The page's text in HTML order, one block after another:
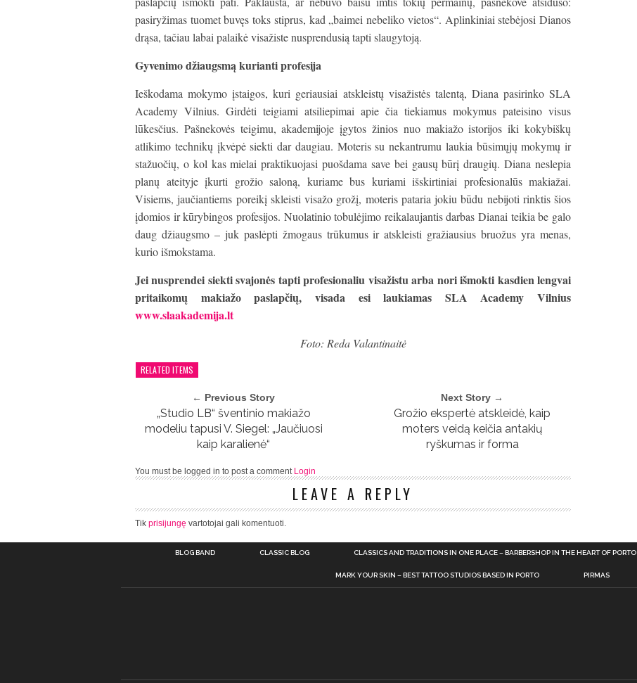
pasiryžimas tuomet buvęs toks stiprus, kad „baimei nebeliko vietos“. Aplinkiniai stebėjosi Dianos
drąsa, tačiau labai palaikė visažiste nusprendusią tapti slaugytoją.
Gyvenimo džiaugsmą kurianti profesija
Ieškodama mokymo įstaigos, kuri geriausiai atskleistų visažistės talentą, Diana pasirinko SLA
Academy Vilnius. Girdėti teigiami atsiliepimai apie čia tiekiamus mokymus pateisino visus
lūkesčius. Pašnekovės teigimu, akademijoje įgytos žinios nuo makiažo istorijos iki kokybiškų
atlikimo technikų įkvėpė siekti dar daugiau. Moteris su nekantrumu laukia būsimųjų mokymų ir
stažuočių, o kol kas mielai praktikuojasi puošdama save bei gausų būrį draugių. Diana neslepia
planų ateityje įkurti grožio saloną, kuriame bus kuriami išskirtiniai profesionalūs makiažai.
Visiems, jaučiantiems poreikį skleisti visažo grožį, moteris pataria jokiu būdu nebijoti rinktis šios
įdomios ir kūrybingos profesijos. Nuolatinio tobulėjimo reikalaujantis darbas Dianai teikia be galo
daug džiaugsmo – juk paslėpti žmogaus trūkumus ir atskleisti gražiausius bruožus yra menas,
kurio išmokstama.
Jei nusprendei siekti svajonės tapti profesionaliu visažistu arba nori išmokti kasdien lengvai
pritaikomų makiažo paslapčių, visada esi laukiamas SLA Academy Vilnius
www.slaakademija.lt
Foto: Reda Valantinaitė
RELATED ITEMS
← Previous Story
„Studio LB“ šventinio makiažo
modeliu tapusi V. Siegel: „Jaučiuosi
kaip karalienė“
Next Story →
Grožio ekspertė atskleidė, kaip
moters veidą keičia antakių
ryškumas ir forma
You must be logged in to post a comment Login
LEAVE A REPLY
Tik prisijungę vartotojai gali komentuoti.
BLOG BAND CLASSIC BLOG CLASSICS AND TRADITIONS IN ONE PLACE – BARBERSHOP IN THE HEART OF PORTO
MARK YOUR SKIN – BEST TATTOO STUDIOS BASED IN PORTO PIRMAS